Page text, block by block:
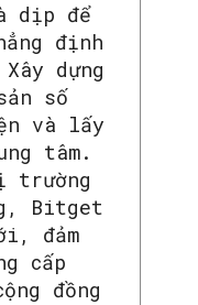
dịp để
định
dựng
số
và lấy
tâm.
trường
Bitget
đảm
cấp
đồng